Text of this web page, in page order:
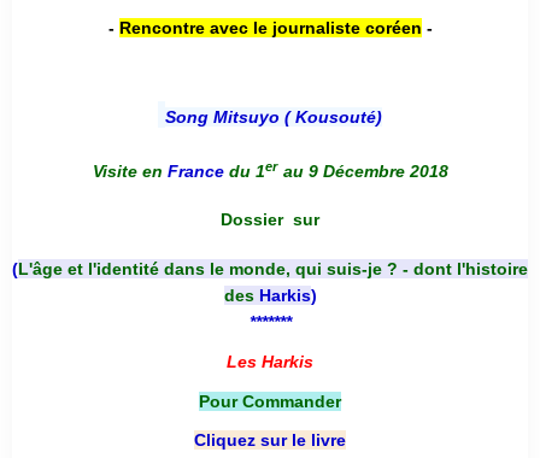
- Rencontre avec le journaliste coréen -
Song Mitsuyo ( Kousouté)
Visite en France du 1er au 9 Décembre 2018
Dossier sur
(L'âge et l'identité dans le monde, qui suis-je ? - dont l'histoire
des Harkis)
*******
Les Harkis
Pour Commander
Cliquez sur le livre